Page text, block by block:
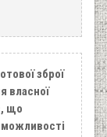
зброї
власної
що